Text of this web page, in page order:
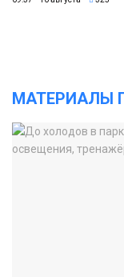
МАТЕРИАЛЫ